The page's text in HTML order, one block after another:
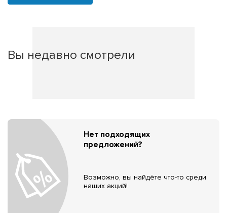
Вы недавно смотрели
Нет подходящих
предложений?
Возможно, вы найдёте что-то среди
наших акций!